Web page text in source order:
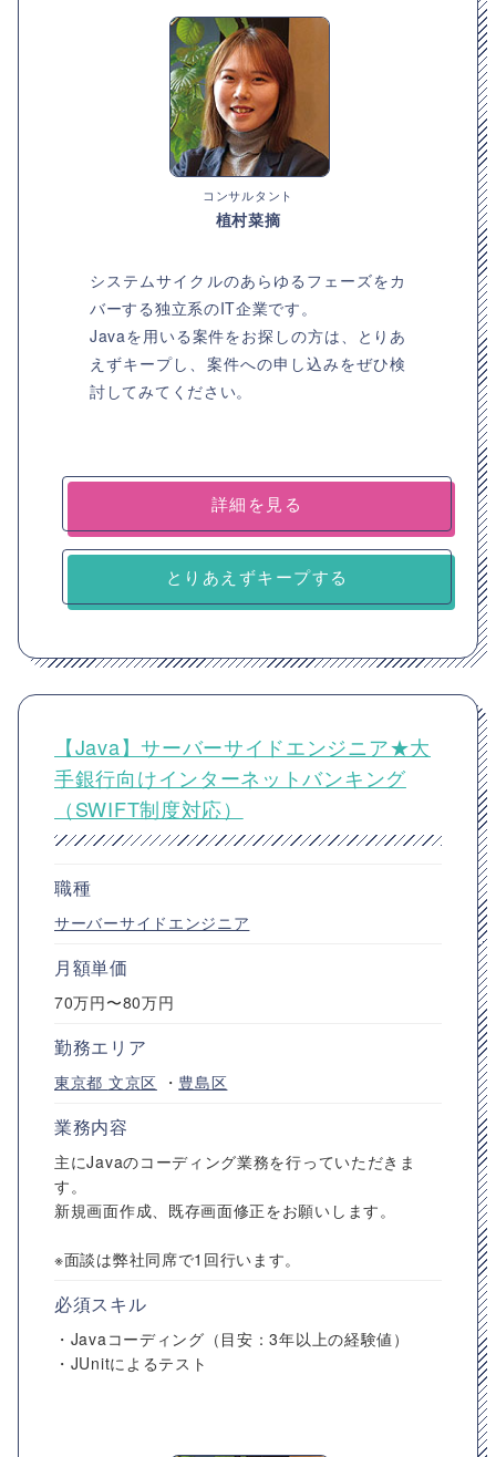
コンサルタント
植村菜摘
システムサイクルのあらゆるフェーズをカ
バーする独立系のIT企業です。
Javaを用いる案件をお探しの方は、とりあ
えずキープし、案件への申し込みをぜひ検
討してみてください。
詳細を見る
とりあえずキープする
【Java】サーバーサイドエンジニア★大
手銀行向けインターネットバンキング
（SWIFT制度対応）
職種
サーバーサイドエンジニア
月額単価
70万円〜80万円
勤務エリア
東京都 文京区 ・ 豊島区
業務内容
主にJavaのコーディング業務を行っていただきま
す。
新規画面作成、既存画面修正をお願いします。
※面談は弊社同席で1回行います。
必須スキル
・Javaコーディング（目安：3年以上の経験値）
・JUnitによるテスト